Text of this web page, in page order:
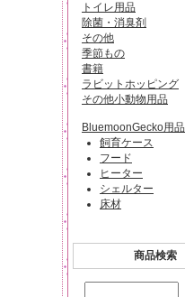
トイレ用品
除菌・消臭剤
その他
季節もの
書籍
ラビットホッピング
その他小動物用品
BluemoonGecko用品
飼育ケース
フード
ヒーター
シェルター
床材
商品検索